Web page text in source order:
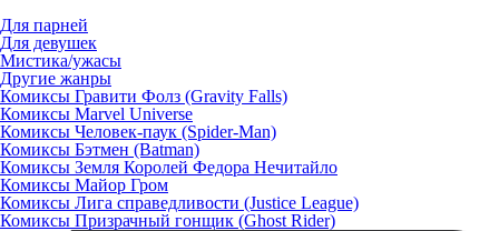
Для парней
Для девушек
Мистика/ужасы
Другие жанры
Комиксы Гравити Фолз (Gravity Falls)
Комиксы Marvel Universe
Комиксы Человек-паук (Spider-Man)
Комиксы Бэтмен (Batman)
Комиксы Земля Королей Федора Нечитайло
Комиксы Майор Гром
Комиксы Лига справедливости (Justice League)
Комиксы Призрачный гонщик (Ghost Rider)